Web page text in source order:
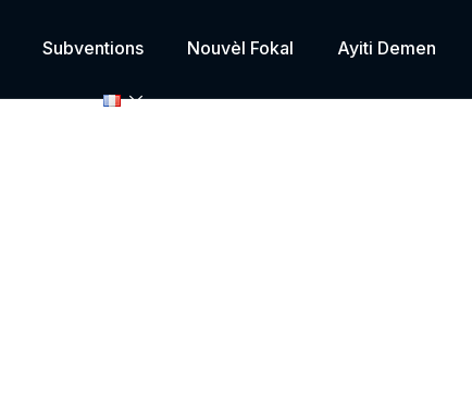
Subventions Nouvèl Fokal Ayiti Demen